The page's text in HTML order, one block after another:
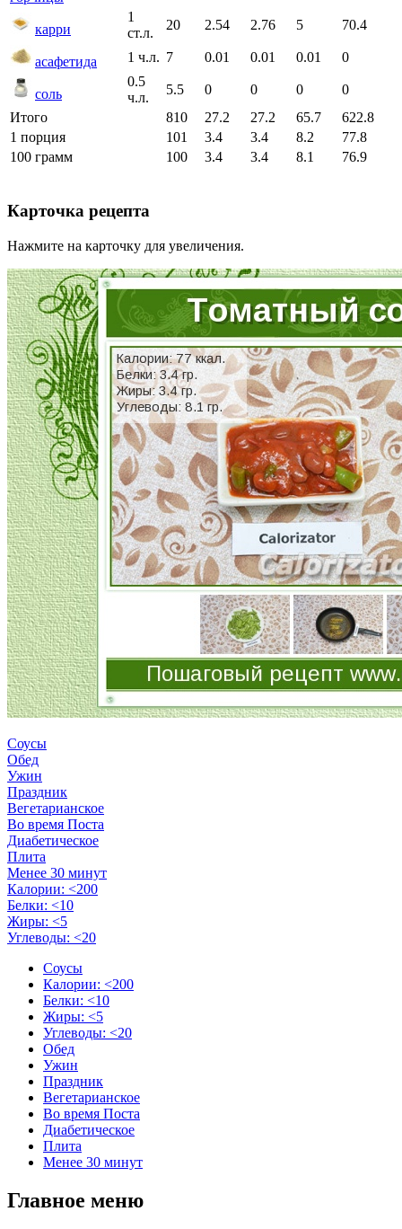
карри
1
ст.л.
20 2.54 2.76 5 70.4
асафетида 1 ч.л. 7 0.01 0.01 0.01 0
соль
0.5
ч.л.
5.5 0 0 0
0
Итого
810 27.2 27.2 65.7
622.8
1 порция
101 3.4 3.4 8.2
77.8
100 грамм
100 3.4 3.4 8.1 76.9
Карточка рецепта
Нажмите на карточку для увеличения.
Соусы
Обед
Ужин
Праздник
Вегетарианское
Во время Поста
Диабетическое
Плита
Менее 30 минут
Калории: <200
Белки: <10
Жиры: <5
Углеводы: <20
Соусы
Калории: <200
Белки: <10
Жиры: <5
Углеводы: <20
Обед
Ужин
Праздник
Вегетарианское
Во время Поста
Диабетическое
Плита
Менее 30 минут
Главное меню